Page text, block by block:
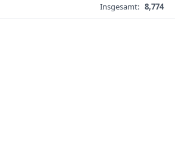
Insgesamt: 8,774